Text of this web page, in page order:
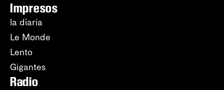
Impresos
la diaria
Le Monde
Lento
Gigantes
Radio